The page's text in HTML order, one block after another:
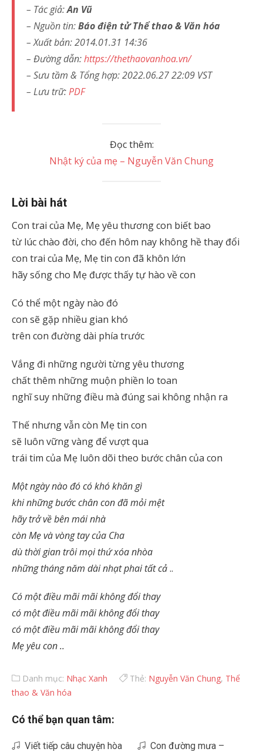
– Tác giả:An Vũ
– Nguồn tin:Báo điện tử Thể thao & Văn hóa
– Xuất bản: 2014.01.31 14:36
– Đường dẫn:https://thethaovanhoa.vn/
– Sưu tầm & Tổng hợp: 2022.06.27 22:09 VST
– Lưu trữ:PDF
Đọc thêm:
Nhật ký của mẹ – Nguyễn Văn Chung
Lời bài hát
Con trai của Mẹ, Mẹ yêu thương con biết bao
từ lúc chào đời, cho đến hôm nay không hề thay đổi
con trai của Mẹ, Mẹ tin con đã khôn lớn
hãy sống cho Mẹ được thấy tự hào về con
Có thể một ngày nào đó
con sẽ gặp nhiều gian khó
trên con đường dài phía trước
Vắng đi những người từng yêu thương
chất thêm những muộn phiền lo toan
nghĩ suy những điều mà đúng sai không nhận ra
Thế nhưng vẫn còn Mẹ tin con
sẽ luôn vững vàng để vượt qua
trái tim của Mẹ luôn dõi theo bước chân của con
Một ngày nào đó có khó khăn gì
khi những bước chân con đã mỏi mệt
hãy trở về bên mái nhà
còn Mẹ và vòng tay của Cha
dù thời gian trôi mọi thứ xóa nhòa
những tháng năm dài nhạt phai tất cả..
Có một điều mãi mãi không đổi thay
có một điều mãi mãi không đổi thay
có một điều mãi mãi không đổi thay
Mẹ yêu con ..
Danh mục: Nhạc Xanh Thẻ: Nguyễn Văn Chung, Thể
thao & Văn hóa
Có thể bạn quan tâm:
Viết tiếp câu chuyện hòa Con đường mưa –